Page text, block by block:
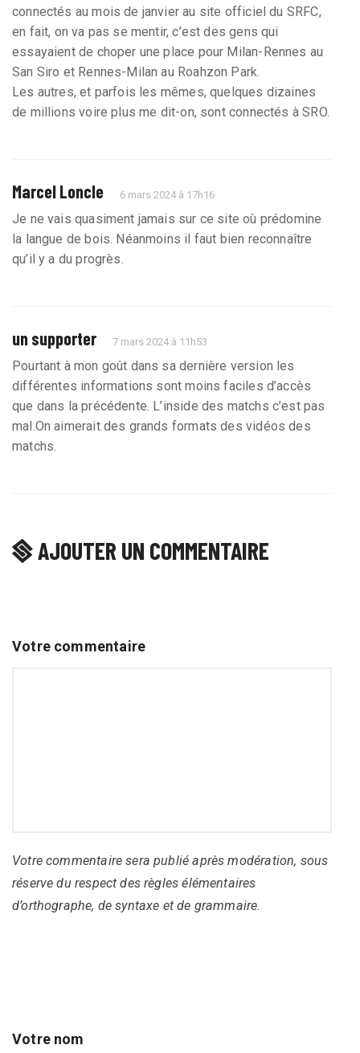
connectés au mois de janvier au site officiel du SRFC,
en fait, on va pas se mentir, c’est des gens qui
essayaient de choper une place pour Milan-Rennes au
San Siro et Rennes-Milan au Roahzon Park.
Les autres, et parfois les mêmes, quelques dizaines
de millions voire plus me dit-on, sont connectés à SRO.
Marcel Loncle 6 mars 2024 à 17h16
Je ne vais quasiment jamais sur ce site où prédomine
la langue de bois. Néanmoins il faut bien reconnaître
qu’il y a du progrès.
un supporter 7 mars 2024 à 11h53
Pourtant à mon goût dans sa dernière version les
différentes informations sont moins faciles d’accès
que dans la précédente. L’inside des matchs c’est pas
mal.On aimerait des grands formats des vidéos des
matchs.
AJOUTER UN COMMENTAIRE
Votre commentaire
Votre commentaire sera publié après modération, sous
réserve du respect des règles élémentaires
d’orthographe, de syntaxe et de grammaire.
Votre nom